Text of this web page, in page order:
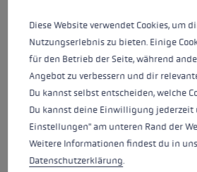
The Pad Walking Multi System
addition to your poles. The set
rubber pads “Power Grip Pad”
roads as well as two adapter
Diese Website verwendet Cookies, um
Nutzungserlebnis zu bieten. Einige
für den Betrieb der Seite, während
Angebot zu verbessern und dir
Du kannst selbst entscheiden, welche
Du kannst deine Einwilligung jederzeit
Einstellungen" am unteren Rand der
Weitere Informationen findest du in
Datenschutzerklärung.